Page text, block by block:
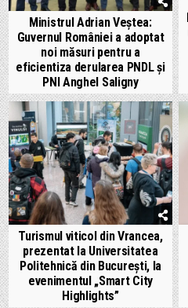
Ministrul Adrian Veștea:
Guvernul României a adoptat
noi măsuri pentru a
eficientiza derularea PNDL și
PNI Anghel Saligny
Turismul viticol din Vrancea,
prezentat la Universitatea
Politehnică din București, la
evenimentul „Smart City
Highlights”